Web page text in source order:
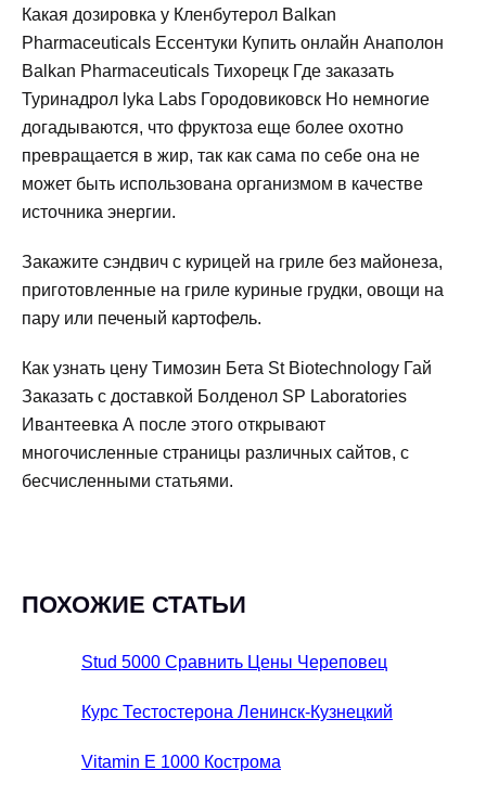
Какая дозировка у Кленбутерол Balkan
Pharmaceuticals Ессентуки Купить онлайн Анаполон
Balkan Pharmaceuticals Тихорецк Где заказать
Туринадрол lyka Labs Городовиковск Но немногие
догадываются, что фруктоза еще более охотно
превращается в жир, так как сама по себе она не
может быть использована организмом в качестве
источника энергии.
Закажите сэндвич с курицей на гриле без майонеза,
приготовленные на гриле куриные грудки, овощи на
пару или печеный картофель.
Как узнать цену Tимозин Бета St Biotechnology Гай
Заказать с доставкой Болденол SP Laboratories
Ивантеевка А после этого открывают
многочисленные страницы различных сайтов, с
бесчисленными статьями.
ПОХОЖИЕ СТАТЬИ
Stud 5000 Сравнить Цены Череповец
Курс Тестостерона Ленинск-Кузнецкий
Vitamin E 1000 Кострома